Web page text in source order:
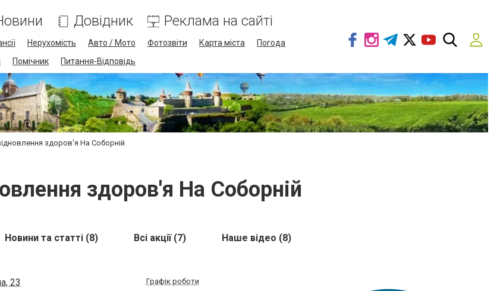
Довідник Реклама на сайті
Нерухомість Авто / Мото Фотозвіти Карта міста
Погода
Помічник Питання-Відповідь
здоров'я На Соборній
здоров'я На Соборній
Новини та статті (8) Всі акції (7) Наше відео (8)
23 Графік роботи